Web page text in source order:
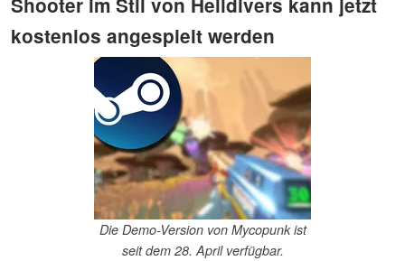
kostenlos angespielt werden
Die Demo-Version von Mycopunk ist
seit dem 28. April verfügbar.